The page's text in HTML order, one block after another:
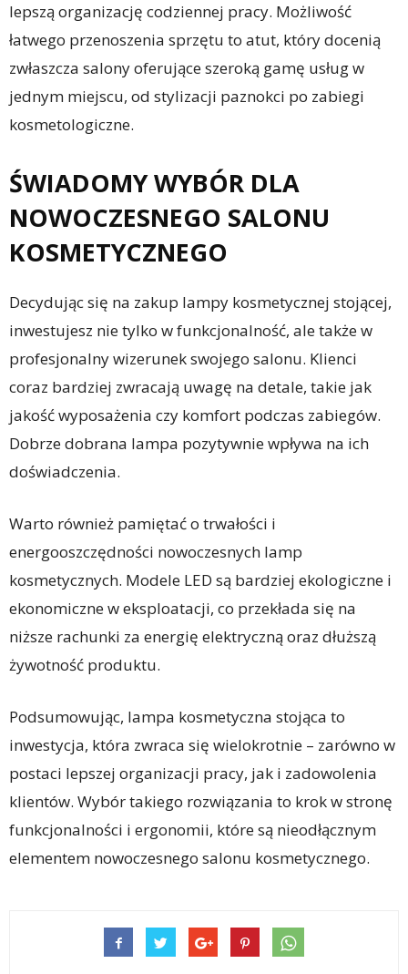
lepszą organizację codziennej pracy. Możliwość
łatwego przenoszenia sprzętu to atut, który docenią
zwłaszcza salony oferujące szeroką gamę usług w
jednym miejscu, od stylizacji paznokci po zabiegi
kosmetologiczne.
ŚWIADOMY WYBÓR DLA
NOWOCZESNEGO SALONU
KOSMETYCZNEGO
Decydując się na zakup lampy kosmetycznej stojącej,
inwestujesz nie tylko w funkcjonalność, ale także w
profesjonalny wizerunek swojego salonu. Klienci
coraz bardziej zwracają uwagę na detale, takie jak
jakość wyposażenia czy komfort podczas zabiegów.
Dobrze dobrana lampa pozytywnie wpływa na ich
doświadczenia.
Warto również pamiętać o trwałości i
energooszczędności nowoczesnych lamp
kosmetycznych. Modele LED są bardziej ekologiczne i
ekonomiczne w eksploatacji, co przekłada się na
niższe rachunki za energię elektryczną oraz dłuższą
żywotność produktu.
Podsumowując, lampa kosmetyczna stojąca to
inwestycja, która zwraca się wielokrotnie – zarówno w
postaci lepszej organizacji pracy, jak i zadowolenia
klientów. Wybór takiego rozwiązania to krok w stronę
funkcjonalności i ergonomii, które są nieodłącznym
elementem nowoczesnego salonu kosmetycznego.